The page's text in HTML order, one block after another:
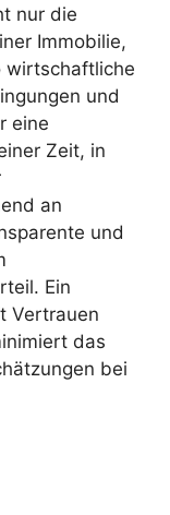
nur die
Immobilie,
wirtschaftliche
und
eine
Zeit, in
an
und
Ein
Vertrauen
das
bei